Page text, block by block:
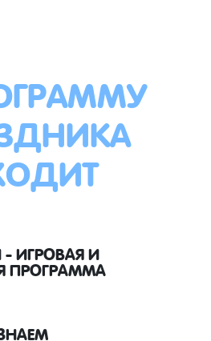
ИГРОВАЯ И
ПРОГРАММА